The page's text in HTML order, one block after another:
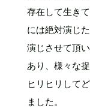
存在して生き
には絶対演じ
演じさせて頂
あり、様々な
ヒリヒリして
ました。